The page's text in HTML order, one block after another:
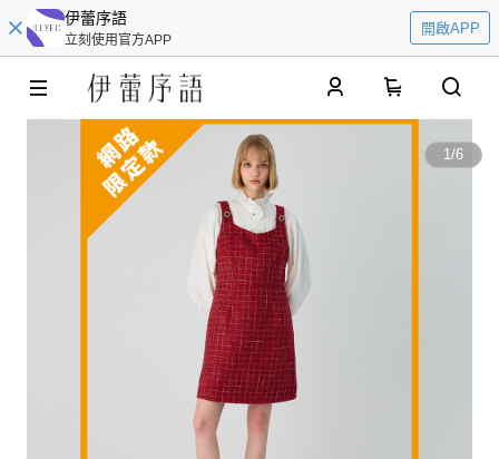
伊蕾序語
立刻使用官方APP
開啟APP
1/6